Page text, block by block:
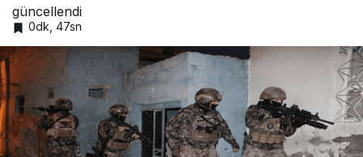
güncellendi
0dk, 47sn